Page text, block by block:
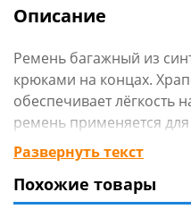
Описание
Ремень багажный из
крюками на концах.
обеспечивает лёгкость
ремень применяется
решетчатых поддонах,
багажниках,
автомобилей.
Развернуть текст
Похожие товары